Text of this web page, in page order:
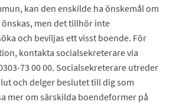
kan den enskilde ha önskemål om
men det tillhör inte
och beviljas ett visst boende. För
kontakta socialsekreterare via
73 00 00. Socialsekreterare utreder
och delger beslutet till dig som
mer om särskilda boendeformer på